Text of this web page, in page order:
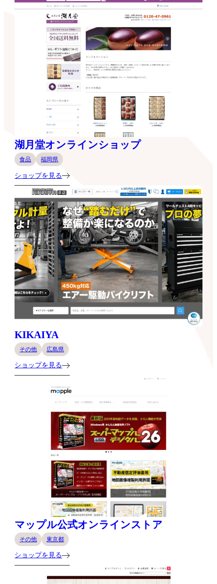
湖月堂オンラインショップ
食品 福岡県
ショップを見る
KIKAIYA
その他 広島県
ショップを見る
マップル公式オンラインストア
その他 東京都
ショップを見る